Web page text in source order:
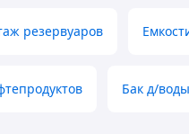
резервуаров
Бак д/воды